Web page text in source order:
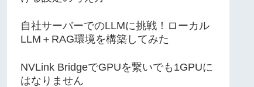
自社サーバーでのLLMに挑戦！ローカル
LLM＋RAG環境を構築してみた
NVLink BridgeでGPUを繋いでも1GPUに
はなりません